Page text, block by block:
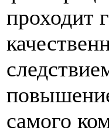
проходит
самого